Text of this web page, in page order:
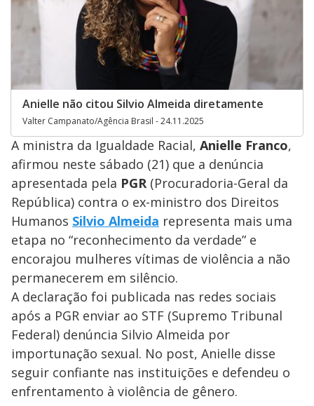
Anielle não citou Silvio Almeida diretamente
Valter Campanato/Agência Brasil - 24.11.2025
A ministra da Igualdade Racial, Anielle Franco,
afirmou neste sábado (21) que a denúncia
apresentada pela PGR (Procuradoria-Geral da
República) contra o ex-ministro dos Direitos
Humanos Silvio Almeida representa mais uma
etapa no “reconhecimento da verdade” e
encorajou mulheres vítimas de violência a não
permanecerem em silêncio.
A declaração foi publicada nas redes sociais
após a PGR enviar ao STF (Supremo Tribunal
Federal) denúncia Silvio Almeida por
importunação sexual. No post, Anielle disse
seguir confiante nas instituições e defendeu o
enfrentamento à violência de gênero.